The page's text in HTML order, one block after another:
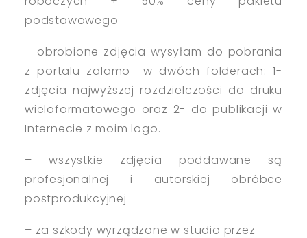
podstawowego
– obrobione zdjęcia wysyłam do pobrania
z portalu zalamo w dwóch folderach: 1-
zdjęcia najwyższej rozdzielczości do druku
wieloformatowego oraz 2- do publikacji w
Internecie z moim logo.
– wszystkie zdjęcia poddawane są
profesjonalnej i autorskiej obróbce
postprodukcyjnej
– za szkody wyrządzone w studio przez